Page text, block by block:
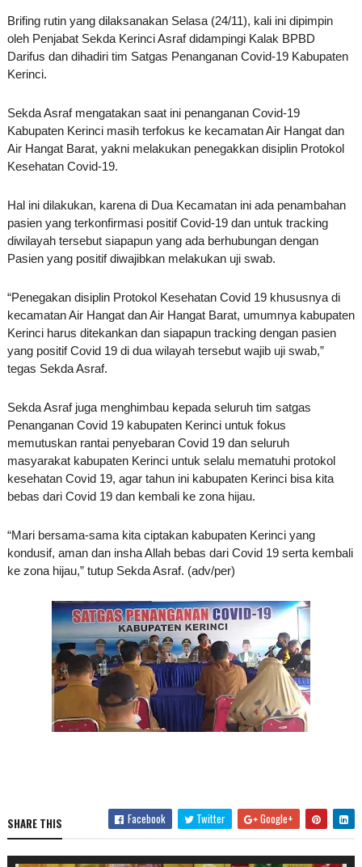
Brifing rutin yang dilaksanakan Selasa (24/11), kali ini dipimpin
oleh Penjabat Sekda Kerinci Asraf didampingi Kalak BPBD
Darifus dan dihadiri tim Satgas Penanganan Covid-19 Kabupaten
Kerinci.
Sekda Asraf mengatakan saat ini penanganan Covid-19
Kabupaten Kerinci masih terfokus ke kecamatan Air Hangat dan
Air Hangat Barat, yakni melakukan penegakkan disiplin Protokol
Kesehatan Covid-19.
Hal ini dilakukan, karena di Dua Kecamatan ini ada penambahan
pasien yang terkonfirmasi positif Covid-19 dan untuk tracking
diwilayah tersebut siapapun yang ada berhubungan dengan
Pasien yang positif diwajibkan melakukan uji swab.
“Penegakan disiplin Protokol Kesehatan Covid 19 khususnya di
kecamatan Air Hangat dan Air Hangat Barat, umumnya kabupaten
Kerinci harus ditekankan dan siapapun tracking dengan pasien
yang positif Covid 19 di dua wilayah tersebut wajib uji swab,”
tegas Sekda Asraf.
Sekda Asraf juga menghimbau kepada seluruh tim satgas
Penanganan Covid 19 kabupaten Kerinci untuk fokus
memutuskan rantai penyebaran Covid 19 dan seluruh
masyarakat kabupaten Kerinci untuk selalu mematuhi protokol
kesehatan Covid 19, agar tahun ini kabupaten Kerinci bisa kita
bebas dari Covid 19 dan kembali ke zona hijau.
“Mari bersama-sama kita ciptakan kabupaten Kerinci yang
kondusif, aman dan insha Allah bebas dari Covid 19 serta kembali
ke zona hijau,” tutup Sekda Asraf. (adv/per)
SHARE THIS Facebook Twitter Google+